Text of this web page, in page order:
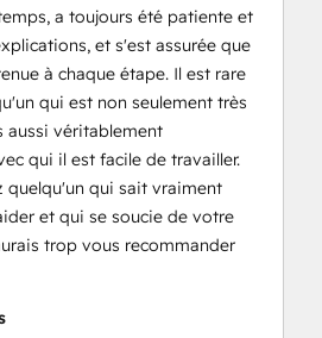
a toujours été patiente et
et s'est assurée que
à chaque étape. Il est rare
qui est non seulement très
aussi véritablement
qui il est facile de travailler.
quelqu'un qui sait vraiment
et qui se soucie de votre
trop vous recommander